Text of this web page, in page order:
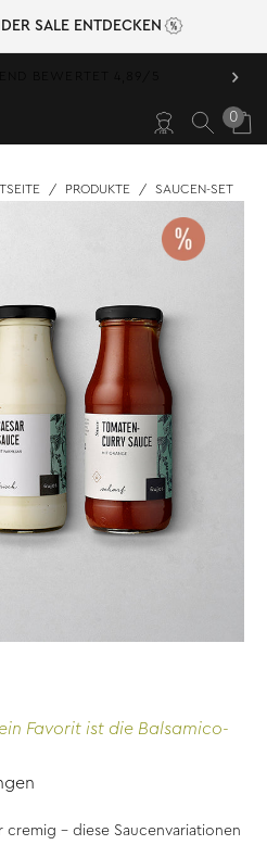
SALE ENTDECKEN
›
0
/ PRODUKTE / SAUCEN-SET
Favorit ist die Balsamico-
- diese Saucenvariationen